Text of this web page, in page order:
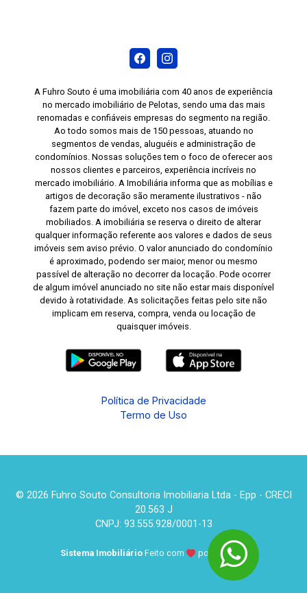
A Fuhro Souto é uma imobiliária com 40 anos de experiência
no mercado imobiliário de Pelotas, sendo uma das mais
renomadas e confiáveis empresas do segmento na região.
Ao todo somos mais de 150 pessoas, atuando no
segmentos de vendas, aluguéis e administração de
condomínios. Nossas soluções tem o foco de oferecer aos
nossos clientes e parceiros, experiência incríveis no
mercado imobiliário. A Imobiliária informa que as mobílias e
artigos de decoração são meramente ilustrativos - não
fazem parte do imóvel, exceto nos casos de imóveis
mobiliados. A imobiliária se reserva o direito de alterar
qualquer informação referente aos valores e dados de seus
imóveis sem aviso prévio. O valor anunciado do condomínio
é aproximado, podendo ser maior, menor ou mesmo
passível de alteração no decorrer da locação. Pode ocorrer
de algum imóvel anunciado no site não estar mais disponível
devido à rotatividade. As solicitações feitas pelo site não
implicam em reserva, compra, venda ou locação de
quaisquer imóveis.
Política de Privacidade
Termo de Uso
© 2026 Fuhro Souto Consultoria Imobiliaria Ltda - Epp - CRECI
20.563 J
CNPJ: 93.555.928/0001-13
Sistema Imobiliário Feito com por KUROLE